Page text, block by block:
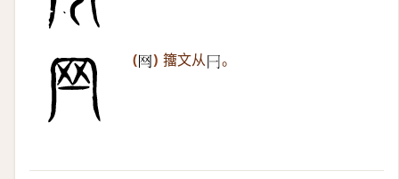
(𦉯 ) 籒文从𠔼 。